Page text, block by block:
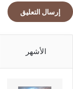
الأشهر